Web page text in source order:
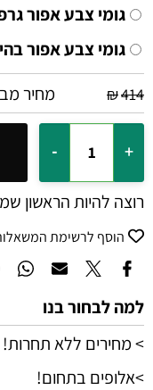
גומי צבע אפור
גומי צבע אפור
₪414 מחיר
רוצה להיות הראשון
הוסף לרשימת
למה לבחור בנו
> מחירים ללא תחרות!
>אלופים בתחום!